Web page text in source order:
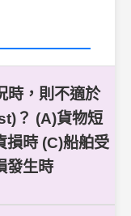
時，則不適於
？ (A)貨物短
損時 (C)船舶受
發生時